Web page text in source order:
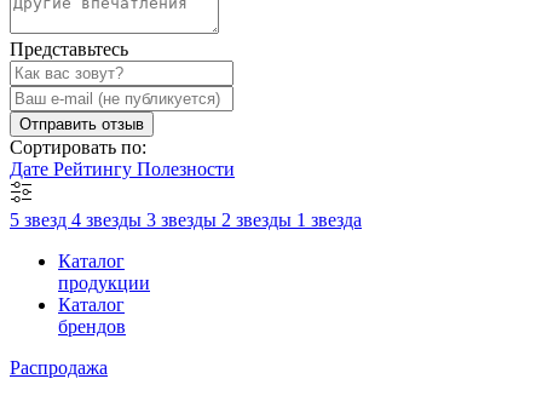
Представьтесь
Отправить отзыв
Сортировать по:
Дате Рейтингу Полезности
5 звезд 4 звезды 3 звезды 2 звезды 1 звезда
Каталог
продукции
Каталог
брендов
Распродажа